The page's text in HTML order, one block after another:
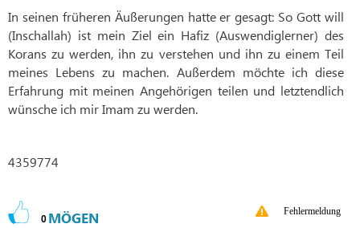
In seinen früheren Äußerungen hatte er gesagt: So Gott will
(Inschallah) ist mein Ziel ein Hafiz (Auswendiglerner) des
Korans zu werden, ihn zu verstehen und ihn zu einem Teil
meines Lebens zu machen. Außerdem möchte ich diese
Erfahrung mit meinen Angehörigen teilen und letztendlich
wünsche ich mir Imam zu werden.
4359774
0 MÖGEN Fehlermeldung